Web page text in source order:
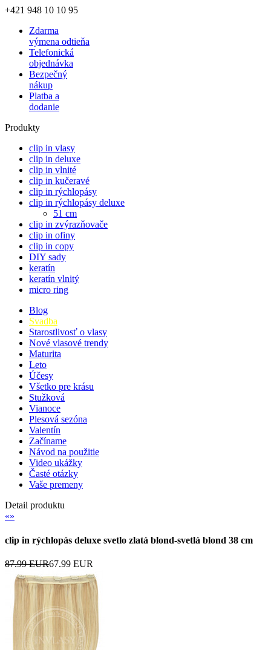
+421 948 10 10 95
Zdarma
výmena odtieňa
Telefonická
objednávka
Bezpečný
nákup
Platba a
dodanie
Produkty
clip in vlasy
clip in deluxe
clip in vlnité
clip in kučeravé
clip in rýchlopásy
clip in rýchlopásy deluxe
51 cm
clip in zvýrazňovače
clip in ofiny
clip in copy
DIY sady
keratín
keratín vlnitý
micro ring
Blog
Svadba
Starostlivosť o vlasy
Nové vlasové trendy
Maturita
Leto
Účesy
Všetko pre krásu
Stužková
Vianoce
Plesová sezóna
Valentín
Začíname
Návod na použitie
Video ukážky
Časté otázky
Vaše premeny
Detail produktu
«»
clip in rýchlopás deluxe svetlo zlatá blond-svetlá blond 38 cm
87.99 EUR67.99 EUR